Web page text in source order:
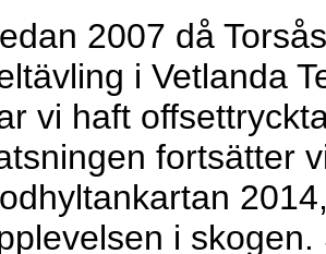
2007 då
i Vetlanda
vi haft
fortsätter
i